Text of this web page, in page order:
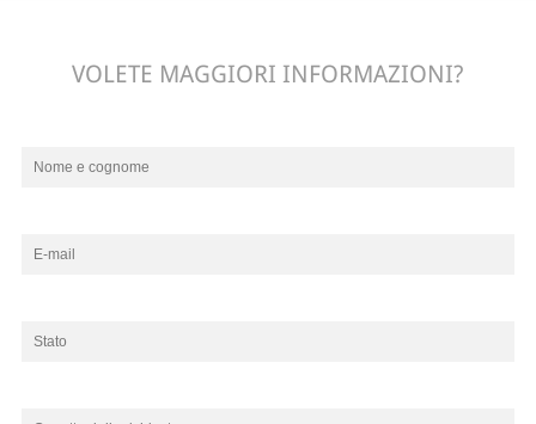
VOLETE MAGGIORI INFORMAZIONI?